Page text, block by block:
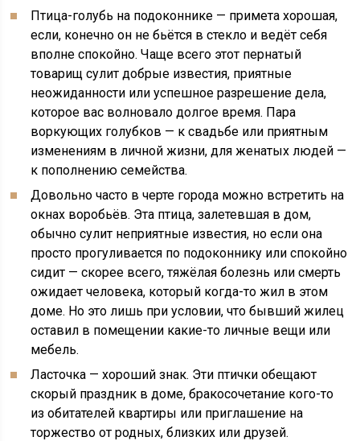
Птица-голубь на подоконнике — примета хорошая,
если, конечно он не бьётся в стекло и ведёт себя
вполне спокойно. Чаще всего этот пернатый
товарищ сулит добрые известия, приятные
неожиданности или успешное разрешение дела,
которое вас волновало долгое время. Пара
воркующих голубков — к свадьбе или приятным
изменениям в личной жизни, для женатых людей —
к пополнению семейства.
Довольно часто в черте города можно встретить на
окнах воробьёв. Эта птица, залетевшая в дом,
обычно сулит неприятные известия, но если она
просто прогуливается по подоконнику или спокойно
сидит — скорее всего, тяжёлая болезнь или смерть
ожидает человека, который когда-то жил в этом
доме. Но это лишь при условии, что бывший жилец
оставил в помещении какие-то личные вещи или
мебель.
Ласточка — хороший знак. Эти птички обещают
скорый праздник в доме, бракосочетание кого-то
из обитателей квартиры или приглашение на
торжество от родных, близких или друзей.